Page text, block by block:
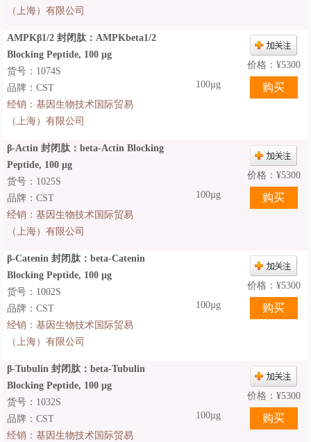
（上海）有限公司
AMPKβ1/2 封闭肽：AMPKbeta1/2
Blocking Peptide, 100 μg
100µg
价格： ¥5300
货号：1074S
品牌：CST
经销： 基因生物技术国际贸易
（上海）有限公司
β-Actin 封闭肽：beta-Actin Blocking
Peptide, 100 μg
100µg
价格： ¥5300
货号：1025S
品牌：CST
经销： 基因生物技术国际贸易
（上海）有限公司
β-Catenin 封闭肽：beta-Catenin
Blocking Peptide, 100 μg
100µg
价格： ¥5300
货号：1002S
品牌：CST
经销： 基因生物技术国际贸易
（上海）有限公司
β-Tubulin 封闭肽：beta-Tubulin
Blocking Peptide, 100 μg
100µg
价格： ¥5300
货号：1032S
品牌：CST
经销： 基因生物技术国际贸易